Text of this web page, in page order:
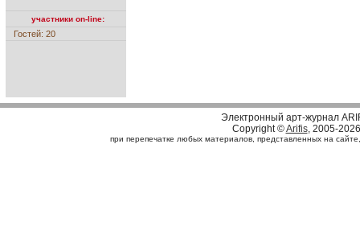
участники on-line:
Гостей: 20
Электронный арт-журнал
Copyright ©Arifis, 2005-2026
при перепечатке любых материалов, представленных на